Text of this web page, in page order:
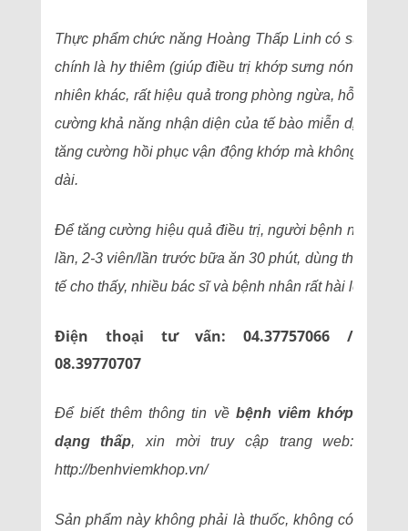
Thực phẩm chức năng Hoàng Thấp Linh có sự phối
chính là hy thiêm (giúp điều trị khớp sưng nóng đỏ,
nhiên khác, rất hiệu quả trong phòng ngừa, hỗ trợ
cường khả năng nhận diện của tế bào miễn dịch,
tăng cường hồi phục vận động khớp mà không gây
dài.
Để tăng cường hiệu quả điều trị, người bệnh nên
lần, 2-3 viên/lần trước bữa ăn 30 phút, dùng theo
tế cho thấy, nhiều bác sĩ và bệnh nhân rất hài lòng khi
Điện thoại tư vấn: 04.37757066 /
08.39770707
Để biết thêm thông tin về bệnh viêm khớp
dạng thấp, xin mời truy cập trang web:
http://benhviemkhop.vn/
Sản phẩm này không phải là thuốc, không có